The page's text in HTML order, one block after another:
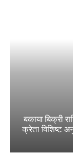
बकाया बिक्री
क्रेता विशिष्ट